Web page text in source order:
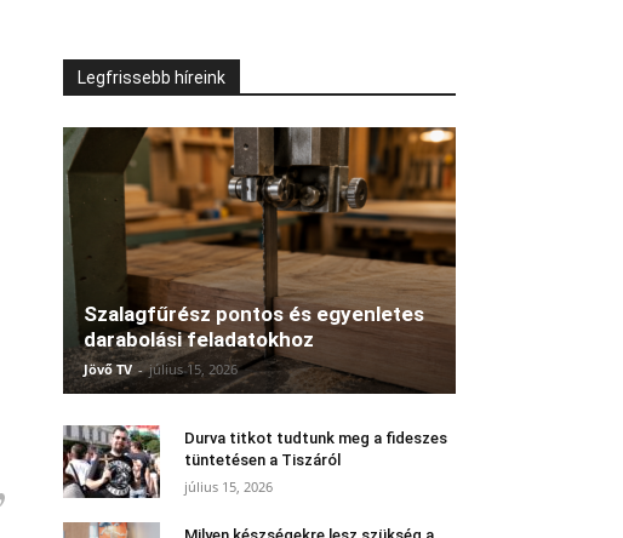
Legfrissebb híreink
Szalagfűrész pontos és egyenletes
darabolási feladatokhoz
Jövő TV - július 15, 2026
Durva titkot tudtunk meg a fideszes
tüntetésen a Tiszáról
július 15, 2026